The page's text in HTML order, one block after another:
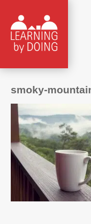
smoky-